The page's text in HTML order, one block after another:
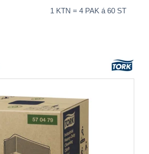
1 KTN = 4 PAK á 60 ST